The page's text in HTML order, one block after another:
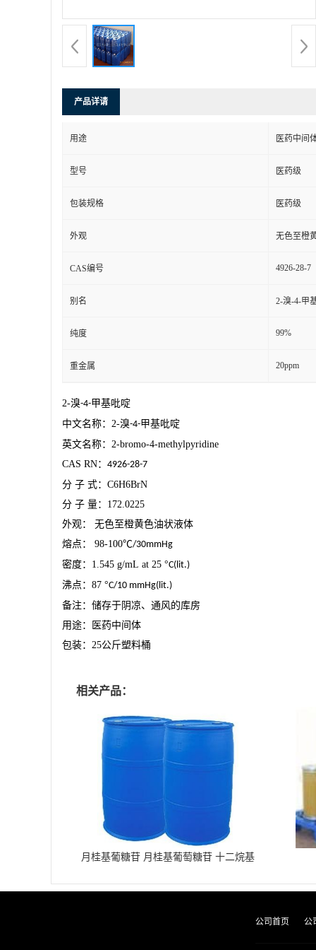
产品详请
用途 医药中间
型号 医药级
包装规格 医药级
外观 无色至橙
CAS编号 4926-28-7
别名 2-溴-4-甲
纯度 99%
重金属 20ppm
2-溴-4-甲基吡啶
中文名称： 2-溴-4-甲基吡啶
英文名称： 2-bromo-4-methylpyridine
CAS RN： 4926-28-7
分 子 式： C6H6BrN
分 子 量： 172.0225
外观：
无色至橙黄色油状液体
熔点：
98-100℃/30mmHg
密度： 1.545 g/mL at 25 °C(lit.)
沸点： 87 °C/10 mmHg(lit.)
备注：储存于阴凉、通风的库房
用途：医药中间体
包装： 25公斤塑料桶
相关产品：
月桂基葡糖苷 月桂基葡萄糖苷 十二烷基
公司首页 公